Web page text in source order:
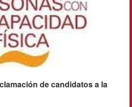
de candidatos a la